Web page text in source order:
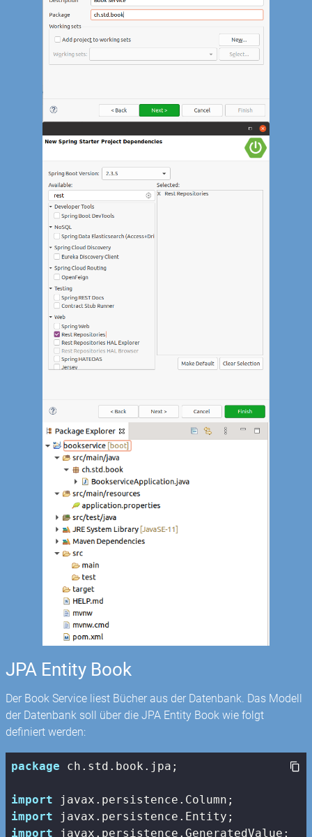
JPA Entity Book
Der Book Service liest Bücher aus der Datenbank. Das Modell
der Datenbank soll über die JPA Entity Book wie folgt
definiert werden:
package ch.std.book.jpa;
import
import
import